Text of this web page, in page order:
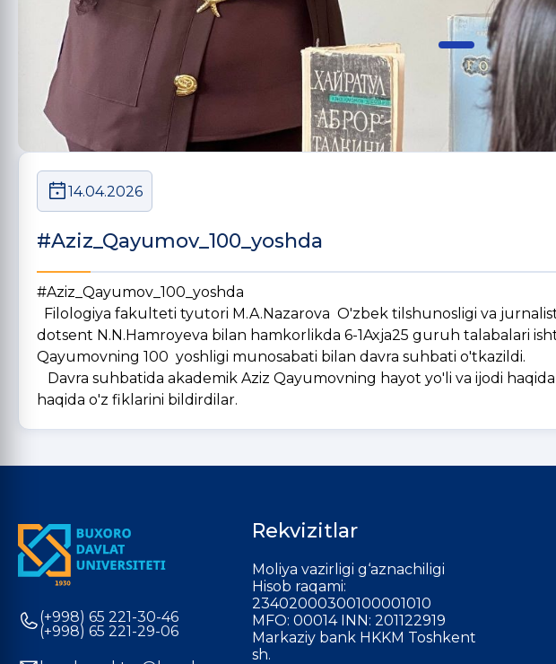
14.04.2026
#Aziz_Qayumov_100_yoshda
#Aziz_Qayumov_100_yoshda
Filologiya fakulteti tyutori M.A.Nazarova O'zbek tilshunosligi va
dotsent N.N.Hamroyeva bilan hamkorlikda 6-1Axja25 guruh talabalari
Qayumovning 100 yoshligi munosabati bilan davra suhbati o'tkazildi.
Davra suhbatida akademik Aziz Qayumovning hayot yo'li va ijodi
haqida o'z fiklarini bildirdilar.
(+998) 65 221-30-46
(+998) 65 221-29-06
Rekvizitlar
Moliya vazirligi g‘aznachiligi
Hisob raqami:
23402000300100001010
MFO: 00014 INN: 201122919
Markaziy bank HKKM Toshkent
sh.